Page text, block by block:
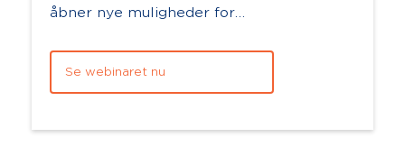
åbner nye muligheder for
sporba...
Se webinaret nu